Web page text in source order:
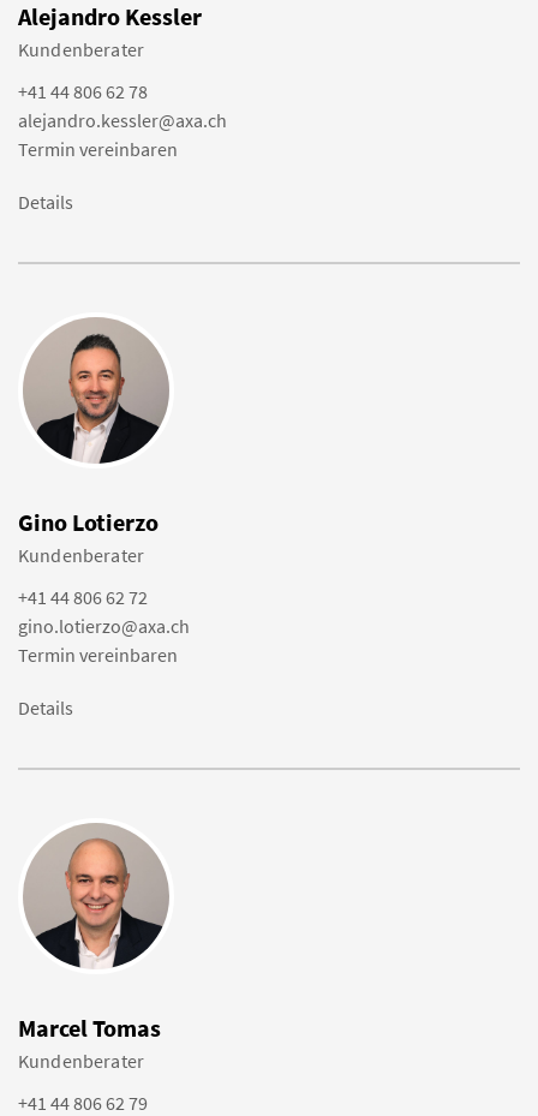
Alejandro Kessler
Kundenberater
+41 44 806 62 78
alejandro.kessler@axa.ch
Termin vereinbaren
Details
Gino Lotierzo
Kundenberater
+41 44 806 62 72
gino.lotierzo@axa.ch
Termin vereinbaren
Details
Marcel Tomas
Kundenberater
+41 44 806 62 79